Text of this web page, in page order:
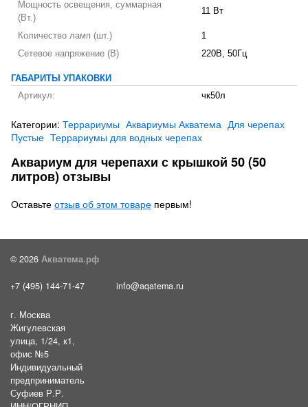
Мощность освещения, суммарная
(Вт.)
11 Вт
Количество ламп (шт.)
1
Сетевое напряжение (В)
220В, 50Гц
ГАБАРИТЫ УПАКОВКИ
Артикул:
чк50л
Категории: Террариумы Аквариумы Акватема Для черепах
Пустые Террариумы для водных черепах
Аквариум для черепахи с крышкой 50 (50
литров) отзывы
Оставьте отзыв об этом товаре первым!
© 2026 Акватема.рф
+7 (495) 144-71-47 info@aqatema.ru
г. Москва
Жигулевская
улица, 1/24, к1,
офис №5
Индивидуальный
предприниматель
Суфиев Р.Р.